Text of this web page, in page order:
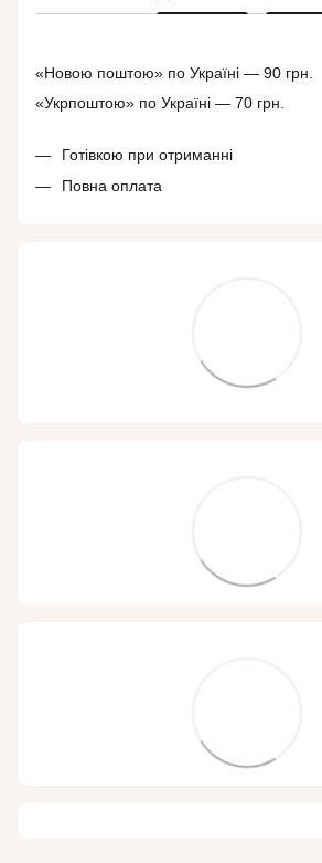
«Новою поштою» по Україні — 90 грн.
«Укрпоштою» по Україні — 70 грн.
Готівкою при отриманні
Повна оплата